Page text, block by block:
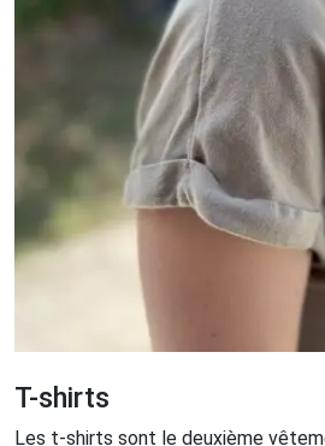
T-shirts
Les t-shirts sont le deuxième